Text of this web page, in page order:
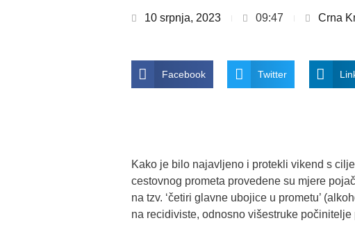
10 srpnja, 2023 09:47 Crna
Facebook Twitter
Kako je bilo najavljeno i protekli vikend s
cestovnog prometa provedene su mjere
na tzv. ‘četiri glavne ubojice u prometu’
na recidiviste, odnosno višestruke počinitelje